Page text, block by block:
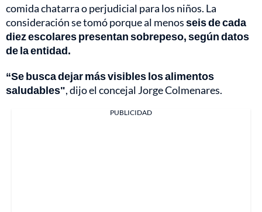
comida chatarra o perjudicial para los niños. La
consideración se tomó porque al menosseis de cada
diez escolares presentan sobrepeso, según datos
de la entidad.
“Se busca dejar más visibles los alimentos
saludables", dijo el concejal Jorge Colmenares.
PUBLICIDAD